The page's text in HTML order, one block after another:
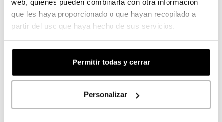
web, quienes pueden combinarla con otra información
que les haya proporcionado o que hayan recopilado a
partir del uso que haya hecho de sus servicios.
Permitir todas y cerrar
Personalizar
Detalle del soporte adhesivo verjurado
Casablanca, con tratamiento apto para bebidas.